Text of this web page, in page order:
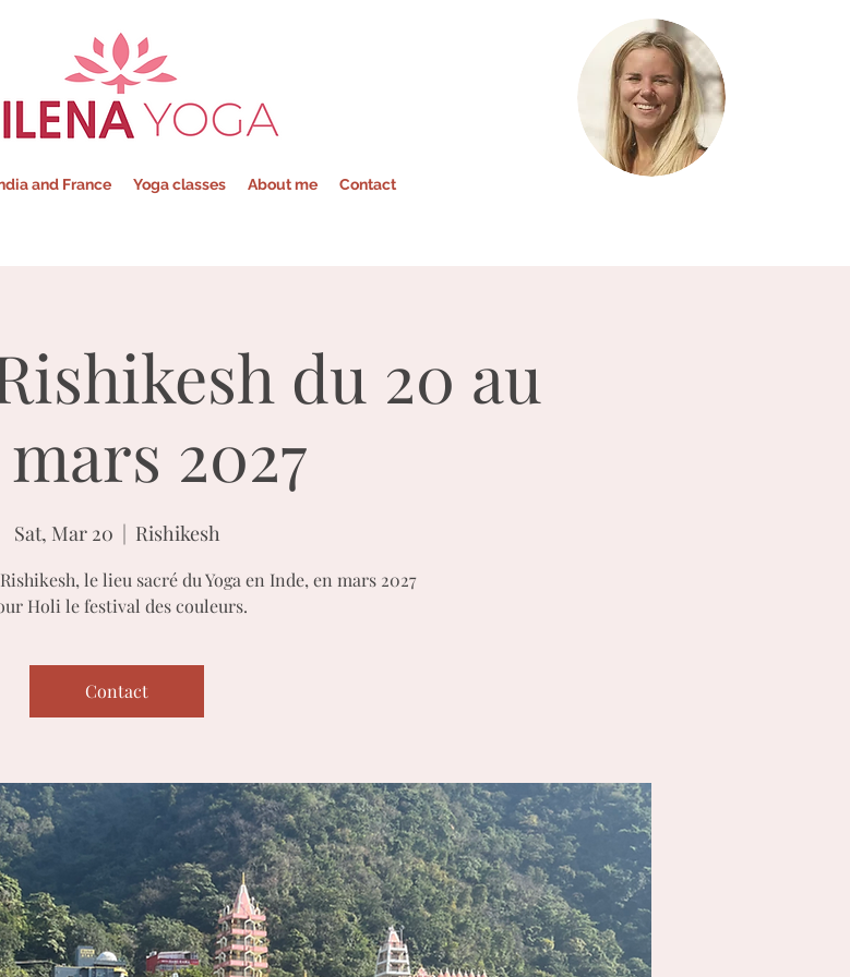
Milena - Yoga
and France Yoga classes About me Contact
du 20 au
2027
Sat, Mar 20
  |
Rishikesh
le lieu sacré du Yoga en Inde, en mars 2027
Holi le festival des couleurs.
Contact